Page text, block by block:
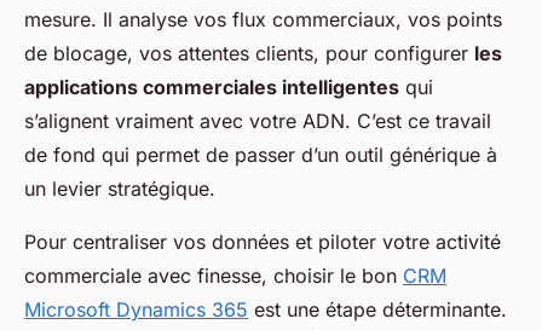
mesure. Il analyse vos flux commerciaux, vos points
de blocage, vos attentes clients, pour configurer les
applications commerciales intelligentes qui
s’alignent vraiment avec votre ADN. C’est ce travail
de fond qui permet de passer d’un outil générique à
un levier stratégique.
Pour centraliser vos données et piloter votre activité
commerciale avec finesse, choisir le bon CRM
Microsoft Dynamics 365 est une étape déterminante.